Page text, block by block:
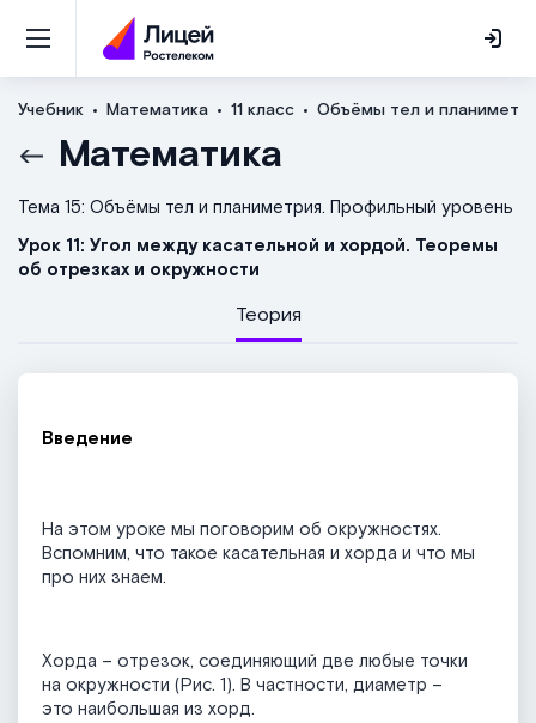
Учебник Математика 11 класс Объёмы тел и
Математика
Тема 15: Объёмы тел и планиметрия. Профильный уровень
Урок 11: Угол между касательной и хордой. Теоремы
об отрезках и окружности
Теория
Введение
На этом уроке мы поговорим об окружностях.
Вспомним, что такое касательная и хорда и что мы
про них знаем.
Хорда – отрезок, соединяющий две любые точки
на окружности (Рис. 1). В частности, диаметр –
это наибольшая из хорд.